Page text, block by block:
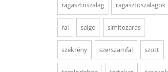
ragasztoszalag ragasztoszalagok
ral salgo simitozaras
szekrény szerszamfal szott